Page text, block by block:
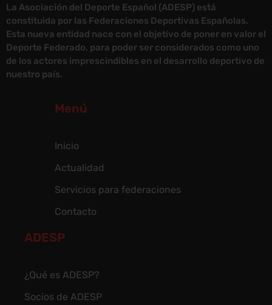
La Asociación del Deporte Español (ADESP) está
constituida por las Federaciones Deportivas Españolas.
Esta nueva entidad nace con el objetivo de poner en valor el
Deporte Federado, para poder ser considerados como uno
de los actores imprescindibles en el desarrollo deportivo de
nuestro país.
Menú
Inicio
Actualidad
Servicios para federaciones
Contacto
ADESP
¿Qué es ADESP?
Socios de ADESP